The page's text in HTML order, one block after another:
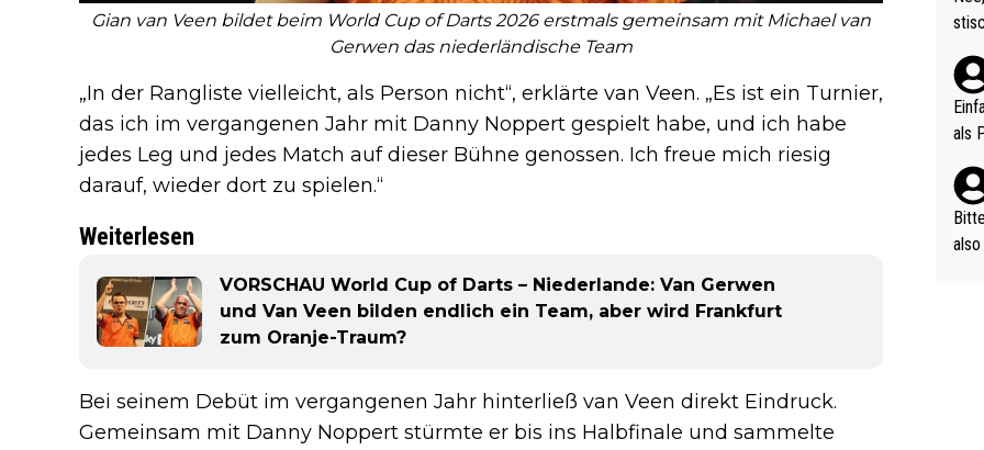
Gian van Veen bildet beim World Cup of Darts 2026 erstmals gemeinsam mit Michael van
Gerwen das niederländische Team
„In der Rangliste vielleicht, als Person nicht“, erklärte van Veen. „Es ist ein Turnier,
das ich im vergangenen Jahr mit Danny Noppert gespielt habe, und ich habe
jedes Leg und jedes Match auf dieser Bühne genossen. Ich freue mich riesig
darauf, wieder dort zu spielen.“
Weiterlesen
VORSCHAU World Cup of Darts – Niederlande: Van Gerwen
und Van Veen bilden endlich ein Team, aber wird Frankfurt
zum Oranje-Traum?
Bei seinem Debüt im vergangenen Jahr hinterließ van Veen direkt Eindruck.
Gemeinsam mit Danny Noppert stürmte er bis ins Halbfinale und sammelte
(in
als
nes
ttler
vV
als